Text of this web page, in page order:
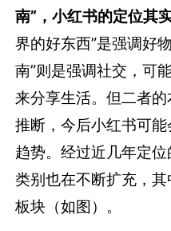
南”，小红书的定位其
界的好东西”是强调好
南”则是强调社交，可
来分享生活。但二者
推断，今后小红书可
趋势。经过近几年定
类别也在不断扩充，
板块（如图）。